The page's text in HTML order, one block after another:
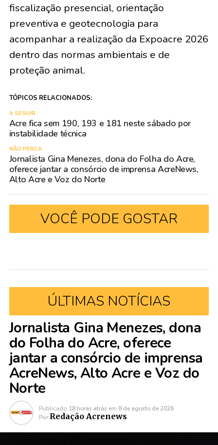
fiscalização presencial, orientação
preventiva e geotecnologia para
acompanhar a realização da Expoacre 2026
dentro das normas ambientais e de
proteção animal.
TÓPICOS RELACIONADOS:
A SEGUIR
Acre fica sem 190, 193 e 181 neste sábado por
instabilidade técnica
NÃO PERCA
Jornalista Gina Menezes, dona do Folha do Acre,
oferece jantar a consórcio de imprensa AcreNews,
Alto Acre e Voz do Norte
VOCÊ PODE GOSTAR
ÚLTIMAS NOTÍCIAS
Jornalista Gina Menezes, dona
do Folha do Acre, oferece
jantar a consórcio de imprensa
AcreNews, Alto Acre e Voz do
Norte
Publicado 18 horas atrás em 8 de agosto de 2026
Por Redação Acrenews